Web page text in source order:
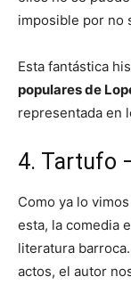
imposible por no
Esta fantástica
populares de
representada en
4. Tartufo
Como ya lo
esta, la comedia
literatura
actos, el autor